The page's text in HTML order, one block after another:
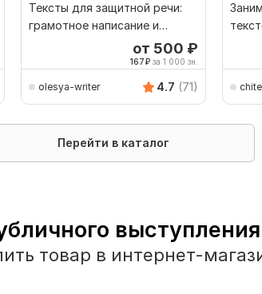
Тексты для защитной речи:
грамотное написание и
от 500 ₽
167₽ за 1 000 зн.
olesya-writer 4.7 (71)
Перейти в каталог
товар в интернет-